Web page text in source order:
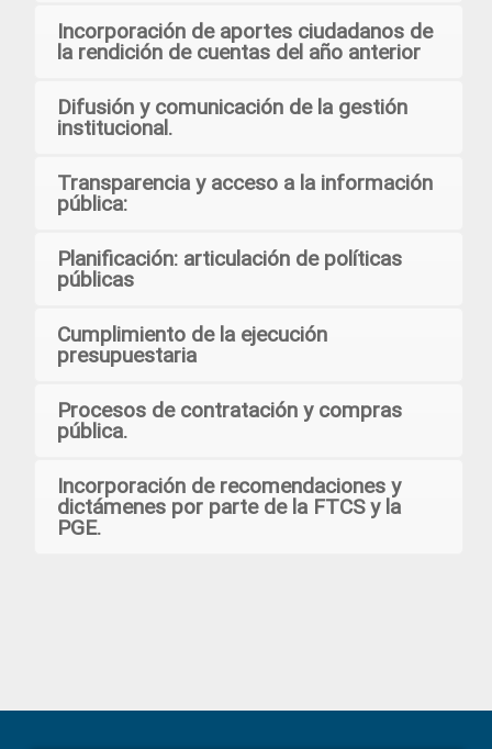
Incorporación de aportes ciudadanos de
la rendición de cuentas del año anterior
Difusión y comunicación de la gestión
institucional.
Transparencia y acceso a la información
pública:
Planificación: articulación de políticas
públicas
Cumplimiento de la ejecución
presupuestaria
Procesos de contratación y compras
pública.
Incorporación de recomendaciones y
dictámenes por parte de la FTCS y la
PGE.